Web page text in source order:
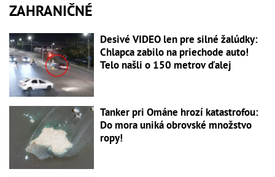
ZAHRANIČNÉ
Desivé VIDEO len pre silné žalúdky:
Chlapca zabilo na priechode auto!
Telo našli o 150 metrov ďalej
Tanker pri Ománe hrozí katastrofou:
Do mora uniká obrovské množstvo
ropy!